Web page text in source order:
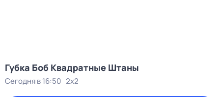
Губка Боб Квадратные Штаны
Сегодня в 16:50 2x2